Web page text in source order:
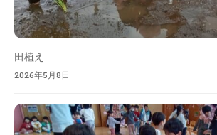
田植え
2026年5月8日